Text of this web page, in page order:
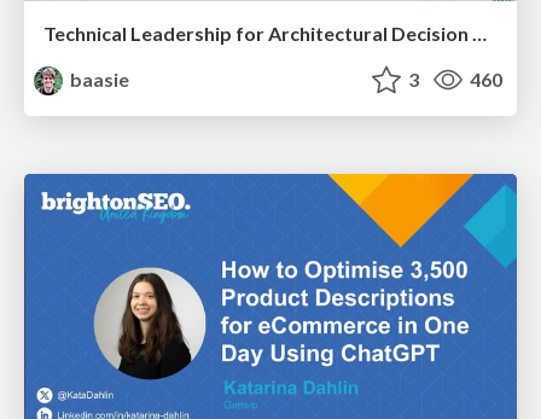
Technical Leadership for Architectural Decision Making
baasie
3 460